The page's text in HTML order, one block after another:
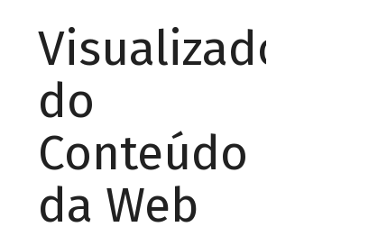
Visualizador
do
Conteúdo
da Web